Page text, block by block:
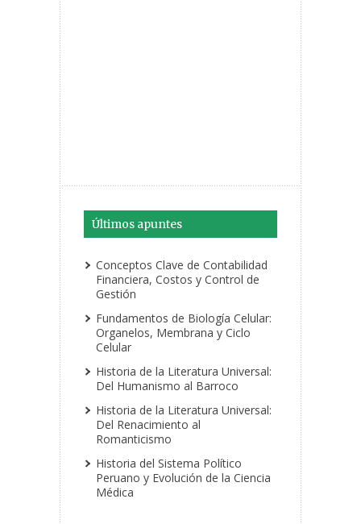
Últimos apuntes
Conceptos Clave de Contabilidad
Financiera, Costos y Control de
Gestión
Fundamentos de Biología Celular:
Organelos, Membrana y Ciclo
Celular
Historia de la Literatura Universal:
Del Humanismo al Barroco
Historia de la Literatura Universal:
Del Renacimiento al
Romanticismo
Historia del Sistema Político
Peruano y Evolución de la Ciencia
Médica